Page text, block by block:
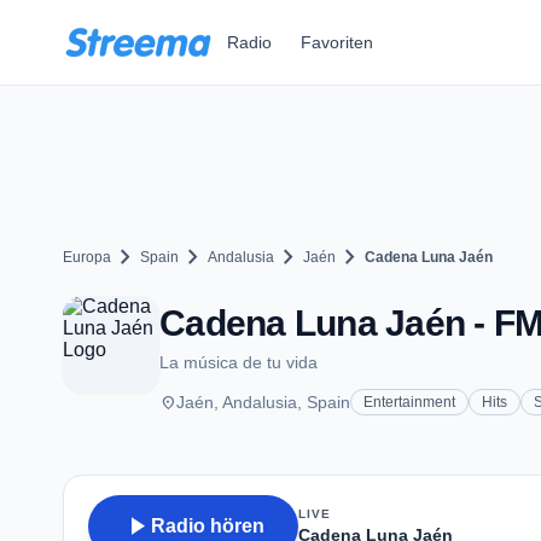
Radio Favoriten
Europa chevron_right Spain chevron_right Andalusia chevron_right Jaén chevron_right Cadena Luna Jaén
Cadena Luna Jaén -
La música de tu vida
placeJaén, Andalusia, Spain Entertainment Hits
play_arrow Radio hören
LIVE
Cadena Luna Jaén